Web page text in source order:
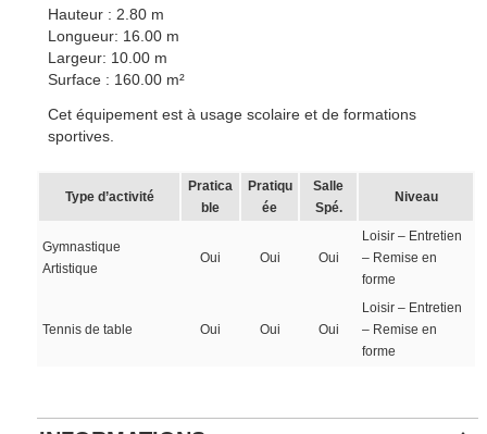
Hauteur : 2.80 m
Longueur: 16.00 m
Largeur: 10.00 m
Surface : 160.00 m²
Cet équipement est à usage scolaire et de formations
sportives.
Type d’activité
Pratica
ble
Pratiqu
ée
Salle
Spé.
Niveau
Gymnastique
Artistique
Oui Oui Oui
Loisir – Entretien
– Remise en
forme
Tennis de table Oui Oui Oui
Loisir – Entretien
– Remise en
forme